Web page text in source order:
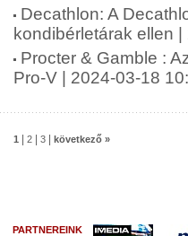
Decathlon: A
kondibérletárak ellen
Procter & Gamble :
Pro-V | 2024-03-18
1 2 3 következő »
PARTNEREINK